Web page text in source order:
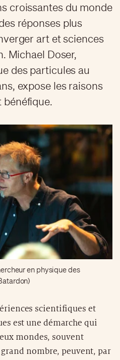
croissantes du monde
réponses plus
art et sciences
Michael Doser,
des particules au
expose les raisons
bénéfique.
en physique des
scientifiques et
est une démarche qui
mondes, souvent
nombre, peuvent, par